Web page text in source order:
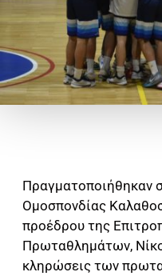
Πραγματοποιήθηκαν
Ομοσπονδίας
προέδρου της
Πρωταθλημάτων,
κληρώσεις των